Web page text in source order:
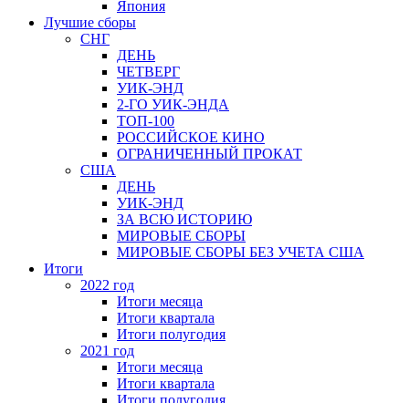
Япония
Лучшие сборы
СНГ
ДЕНЬ
ЧЕТВЕРГ
УИК-ЭНД
2-ГО УИК-ЭНДА
ТОП-100
РОССИЙСКОЕ КИНО
ОГРАНИЧЕННЫЙ ПРОКАТ
США
ДЕНЬ
УИК-ЭНД
ЗА ВСЮ ИСТОРИЮ
МИРОВЫЕ СБОРЫ
МИРОВЫЕ СБОРЫ БЕЗ УЧЕТА США
Итоги
2022 год
Итоги месяца
Итоги квартала
Итоги полугодия
2021 год
Итоги месяца
Итоги квартала
Итоги полугодия